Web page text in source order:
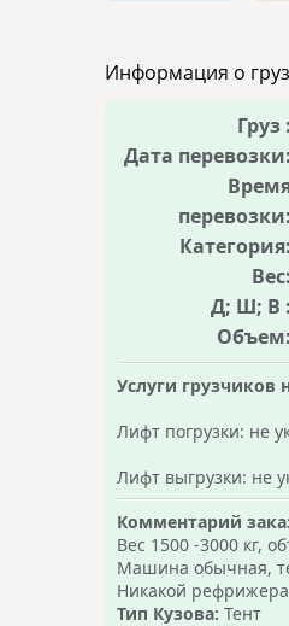
Информация о
Груз :
Дата перевозки:
перевозки:
Категория:
Вес:
Д; Ш; В :
Объем:
Услуги грузчиков
Лифт погрузки: не
Лифт выгрузки: не
Комментарий
Вес 1500 -3000 кг,
Машина обычная,
Никакой
Тип Кузова: Тент